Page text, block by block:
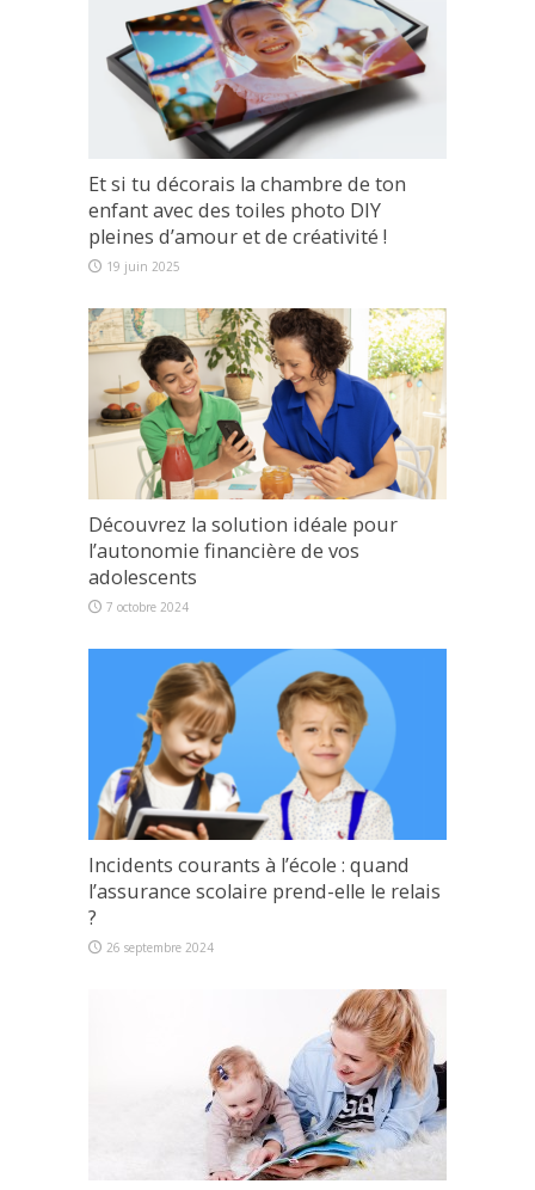
Et si tu décorais la chambre de ton
enfant avec des toiles photo DIY
pleines d’amour et de créativité !
19 juin 2025
Découvrez la solution idéale pour
l’autonomie financière de vos
adolescents
7 octobre 2024
Incidents courants à l’école : quand
l’assurance scolaire prend-elle le relais
?
26 septembre 2024